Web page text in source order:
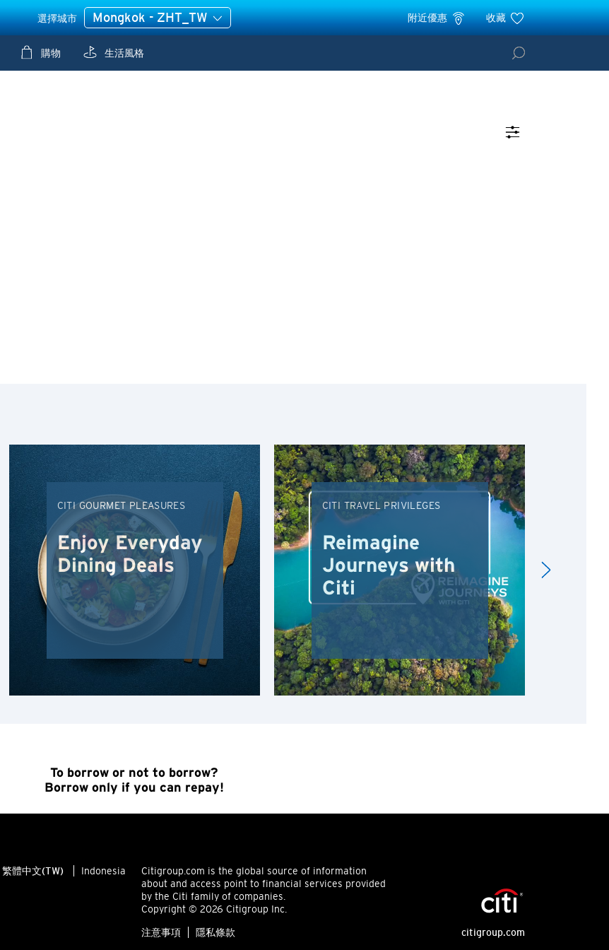
選擇城市 Mongkok - ZHT_TW 附近優惠 收藏
購物 生活風格
最新優惠
排序(A – Z)
排序(Z - A)
CITI GOURMET PLEASURES
Enjoy Everyday
Dining Deals
CITI TRAVEL PRIVILEGES
Reimagine
Journeys with
Citi
To borrow or not to borrow?
Borrow only if you can repay!
繁體中文(TW)
Indonesia
Citigroup.com is the global source of information
about and access point to financial services provided
by the Citi family of companies.
Copyright © 2026 Citigroup Inc.
注意事項 隱私條款 citigroup.com
新加坡
曼谷, Thailand
東京, Japan
雪梨, Australia
香港
H
香港
香港島, Hong Kong
N
新界, Hong Kong
香港
香港島, Hong Kong